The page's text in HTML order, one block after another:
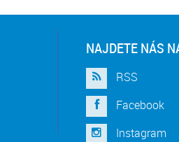
NAJDETE NÁS
RSS
Facebook
Instagram